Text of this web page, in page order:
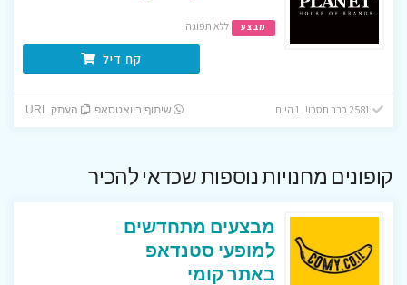
מבצע ללא תפוגה
קח דיל
שיתוף בוואטסאפ העתק URL
קופונים מחנויות נוספות שכדאי להכיר
מבצעים מתחדשים
למופעי סטנדאפ
באתר קומי